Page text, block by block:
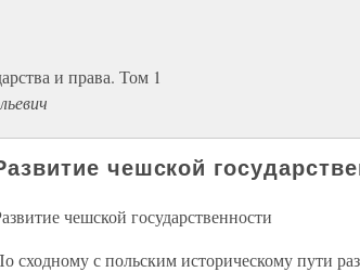
и права. Том 1
чешской
чешской государственности
сходному с польским историческому пути